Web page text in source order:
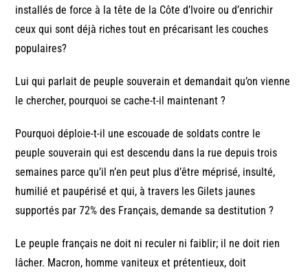
installés de force à la tête de la Côte d’Ivoire ou d’enrichir
ceux qui sont déjà riches tout en précarisant les couches
populaires?
Lui qui parlait de peuple souverain et demandait qu’on vienne
le chercher, pourquoi se cache-t-il maintenant ?
Pourquoi déploie-t-il une escouade de soldats contre le
peuple souverain qui est descendu dans la rue depuis trois
semaines parce qu’il n’en peut plus d’être méprisé, insulté,
humilié et paupérisé et qui, à travers les Gilets jaunes
supportés par 72% des Français, demande sa destitution ?
Le peuple français ne doit ni reculer ni faiblir; il ne doit rien
lâcher. Macron, homme vaniteux et prétentieux, doit